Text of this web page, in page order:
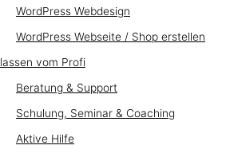
WordPress Webdesign
WordPress Webseite / Shop erstellen
lassen vom Profi
Beratung & Support
Schulung, Seminar & Coaching
Aktive Hilfe